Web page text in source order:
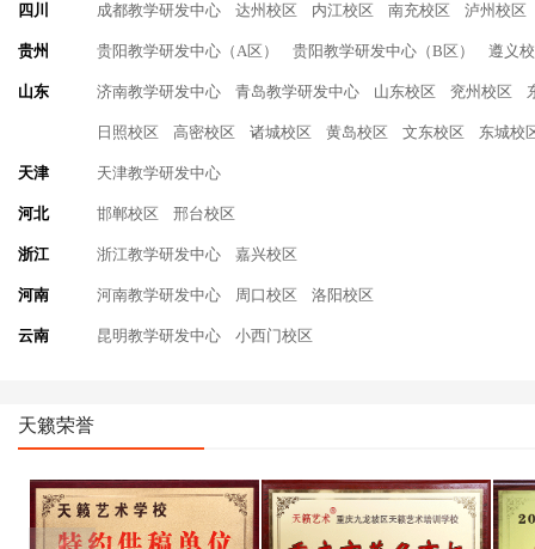
四川 成都教学研发中心 达州校区 内江校区 南充校区 泸州校区
贵州 贵阳教学研发中心（A区） 贵阳教学研发中心（B区） 遵义
山东 济南教学研发中心 青岛教学研发中心 山东校区 兖州校区
日照校区 高密校区 诸城校区 黄岛校区 文东校区 东城校
天津 天津教学研发中心
河北 邯郸校区 邢台校区
浙江 浙江教学研发中心 嘉兴校区
河南 河南教学研发中心 周口校区 洛阳校区
云南 昆明教学研发中心 小西门校区
天籁荣誉